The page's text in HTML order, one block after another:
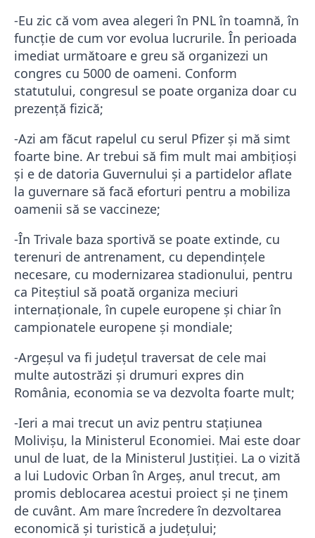
-Eu zic că vom avea alegeri în PNL în toamnă, în
funcție de cum vor evolua lucrurile. În perioada
imediat următoare e greu să organizezi un
congres cu 5000 de oameni. Conform
statutului, congresul se poate organiza doar cu
prezență fizică;
-Azi am făcut rapelul cu serul Pfizer și mă simt
foarte bine. Ar trebui să fim mult mai ambițioși
și e de datoria Guvernului și a partidelor aflate
la guvernare să facă eforturi pentru a mobiliza
oamenii să se vaccineze;
-În Trivale baza sportivă se poate extinde, cu
terenuri de antrenament, cu dependințele
necesare, cu modernizarea stadionului, pentru
ca Piteștiul să poată organiza meciuri
internaționale, în cupele europene și chiar în
campionatele europene și mondiale;
-Argeșul va fi județul traversat de cele mai
multe autostrăzi și drumuri expres din
România, economia se va dezvolta foarte mult;
-Ieri a mai trecut un aviz pentru stațiunea
Molivișu, la Ministerul Economiei. Mai este doar
unul de luat, de la Ministerul Justiției. La o vizită
a lui Ludovic Orban în Argeș, anul trecut, am
promis deblocarea acestui proiect și ne ținem
de cuvânt. Am mare încredere în dezvoltarea
economică și turistică a județului;